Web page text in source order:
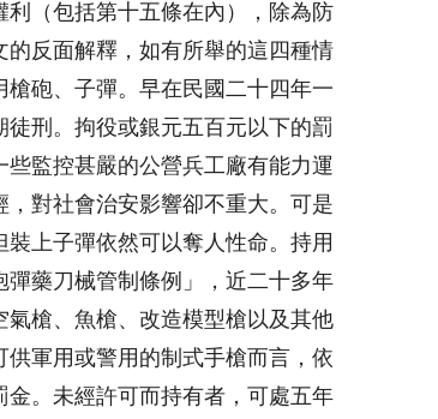
（包括第十五條在內），除為防
反面解釋，如有所舉的這四種情
槍砲、子彈。早在民國二十四年一
刑。拘役或銀元五百元以下的罰
監控甚嚴的公營兵工廠有能力運
對社會治安影響卻不重大。可是
上子彈依然可以奪人性命。持用
藥刀械管制條例」，近二十多年
槍、魚槍、改造模型槍以及其他
軍用或警用的制式手槍而言，依
。未經許可而持有者，可處五年